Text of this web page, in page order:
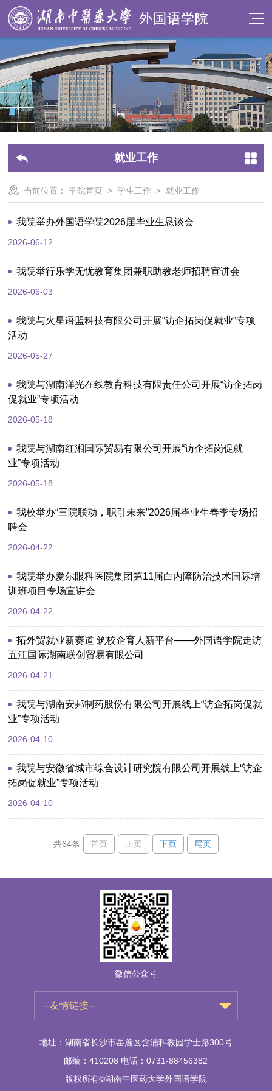
就业工作
当前位置： 学院首页 >学生工作 > 就业工作
我院举办外国语学院2026届毕业生恳谈会
2026-06-12
我院举行乐学无忧教育集团兼职助教老师招聘宣讲会
2026-06-03
我院与火星语盟科技有限公司开展“访企拓岗促就业”专项
活动
2026-05-27
我院与湖南洋光在线教育科技有限责任公司开展“访企拓岗
促就业”专项活动
2026-05-18
我院与湖南红湘国际贸易有限公司开展“访企拓岗促就
业”专项活动
2026-05-18
我校举办“三院联动，职引未来”2026届毕业生春季专场招
聘会
2026-04-22
我院举办爱尔眼科医院集团第11届白内障防治技术国际培
训班项目专场宣讲会
2026-04-22
拓外贸就业新赛道 筑校企育人新平台——外国语学院走访
五江国际湖南联创贸易有限公司
2026-04-21
我院与湖南安邦制药股份有限公司开展线上“访企拓岗促就
业”专项活动
2026-04-10
我院与安徽省城市综合设计研究院有限公司开展线上“访企
拓岗促就业”专项活动
2026-04-10
共64条 首页 上页 下页 尾页
地址：湖南省长沙市岳麓区含浦科教园学士路300号
邮编：410208 电话：0731-88456382
版权所有©湖南中医药大学外国语学院
--友情链接--
微信公众号